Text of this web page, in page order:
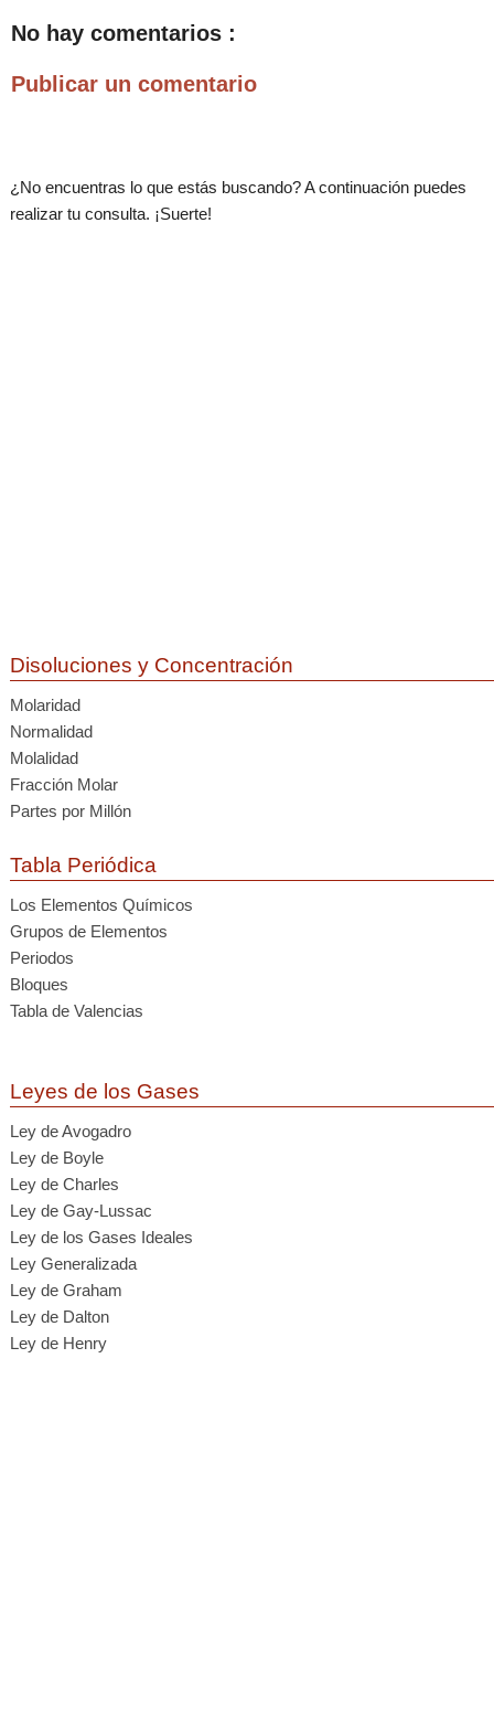
No hay comentarios :
Publicar un comentario
¿No encuentras lo que estás buscando? A continuación puedes
realizar tu consulta. ¡Suerte!
Disoluciones y Concentración
Molaridad
Normalidad
Molalidad
Fracción Molar
Partes por Millón
Tabla Periódica
Los Elementos Químicos
Grupos de Elementos
Periodos
Bloques
Tabla de Valencias
Leyes de los Gases
Ley de Avogadro
Ley de Boyle
Ley de Charles
Ley de Gay-Lussac
Ley de los Gases Ideales
Ley Generalizada
Ley de Graham
Ley de Dalton
Ley de Henry